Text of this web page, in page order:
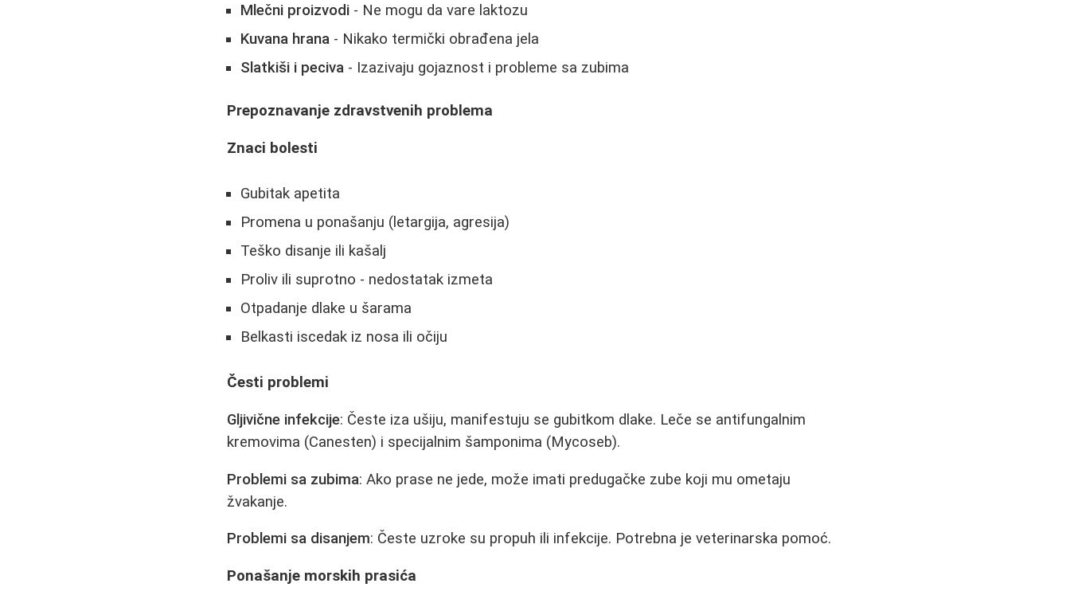
Mlečni proizvodi - Ne mogu da vare laktozu
Kuvana hrana - Nikako termički obrađena jela
Slatkiši i peciva - Izazivaju gojaznost i probleme sa zubima
Prepoznavanje zdravstvenih problema
Znaci bolesti
Gubitak apetita
Promena u ponašanju (letargija, agresija)
Teško disanje ili kašalj
Proliv ili suprotno - nedostatak izmeta
Otpadanje dlake u šarama
Belkasti iscedak iz nosa ili očiju
Česti problemi
Gljivične infekcije: Česte iza ušiju, manifestuju se gubitkom dlake. Leče se antifungalnim
kremovima (Canesten) i specijalnim šamponima (Mycoseb).
Problemi sa zubima: Ako prase ne jede, može imati predugačke zube koji mu ometaju
žvakanje.
Problemi sa disanjem: Česte uzroke su propuh ili infekcije. Potrebna je veterinarska pomoć.
Ponašanje morskih prasića